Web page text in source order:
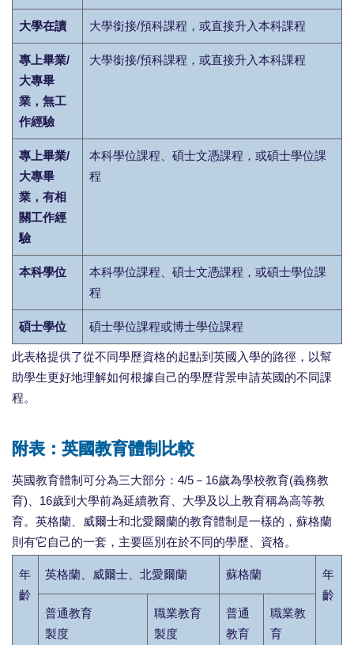
大學在讀 大學銜接/預科課程，或直接升入本科課程
專上畢業/
大專畢
業，無工
作經驗
大學銜接/預科課程，或直接升入本科課程
專上畢業/
大專畢
業，有相
關工作經
驗
本科學位課程、碩士文憑課程，或碩士學位課
程
本科學位
本科學位課程、碩士文憑課程，或碩士學位課
程
碩士學位 碩士學位課程或博士學位課程
此表格提供了從不同學歷資格的起點到英國入學的路徑，以幫
助學生更好地理解如何根據自己的學歷背景申請英國的不同課
程。
附表：英國教育體制比較
英國教育體制可分為三大部分：4/5－16歲為學校教育(義務教
育)、16歲到大學前為延續教育、大學及以上教育稱為高等教
育。英格蘭、威爾士和北愛爾蘭的教育體制是一樣的，蘇格蘭
則有它自己的一套，主要區別在於不同的學歷、資格。
年
齡
英格蘭、威爾士、北愛爾蘭 蘇格蘭
年
齡
普通教育
製度
職業教育
製度
普通
教育
職業教
育